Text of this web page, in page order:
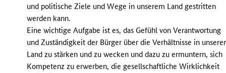
und politische Ziele und Wege in unserem Land gestritten
werden kann.
Eine wichtige Aufgabe ist es, das Gefühl von Verantwortung
und Zuständigkeit der Bürger über die Verhältnisse in
Land zu stärken und zu wecken und dazu zu ermuntern, sich
Kompetenz zu erwerben, die gesellschaftliche Wirklichkeit